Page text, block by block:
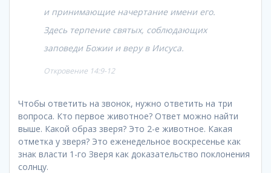
и принимающие начертание имени его.
Здесь терпение святых, соблюдающих
заповеди Божии и веру в Иисуса.
Откровение 14:9-12
Чтобы ответить на звонок, нужно ответить на три
вопроса. Кто первое животное? Ответ можно найти
выше. Какой образ зверя? Это 2-е животное. Какая
отметка у зверя? Это еженедельное воскресенье как
знак власти 1-го Зверя как доказательство поклонения
солнцу.